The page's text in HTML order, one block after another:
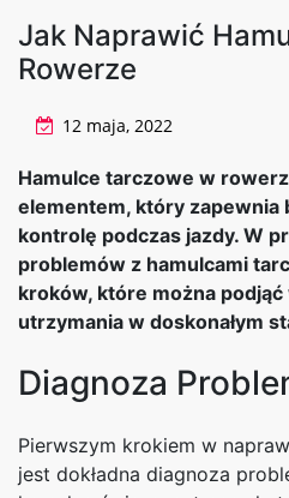
Jak Naprawić
Rowerze
12 maja, 2022
Hamulce tarczowe w
elementem, który zapewnia
kontrolę podczas jazdy. W
problemów z hamulcami
kroków, które można
utrzymania w doskonałym
Diagnoza
Pierwszym krokiem w
jest dokładna diagnoza